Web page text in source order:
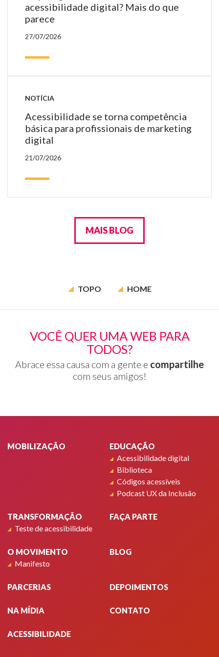
acessibilidade digital? Mais do que
parece
27/07/2026
NOTÍCIA
Acessibilidade se torna competência
básica para profissionais de marketing
digital
21/07/2026
MAIS BLOG
TOPO HOME
VOCÊ QUER UMA WEB PARA
TODOS?
Abrace essa causa com a gente e compartilhe
com seus amigos!
MOBILIZAÇÃO
EDUCAÇÃO
Acessibilidade digital
Biblioteca
Códigos acessíveis
Podcast UX da Inclusão
TRANSFORMAÇÃO
Teste de acessibilidade
FAÇA PARTE
O MOVIMENTO
Manifesto
BLOG
PARCERIAS DEPOIMENTOS
NA MÍDIA CONTATO
ACESSIBILIDADE